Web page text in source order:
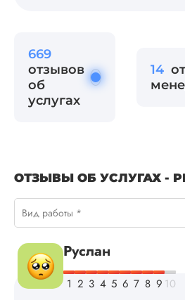
669
отзывов
об
услугах
14
ОТЗЫВЫ ОБ УСЛУГАХ -
Вид работы *
Руслан